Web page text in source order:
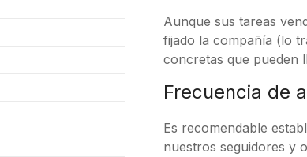
Aunque sus tareas
fijado la compañía (lo
concretas que pueden
Frecuencia de
Es recomendable
nuestros seguidores y